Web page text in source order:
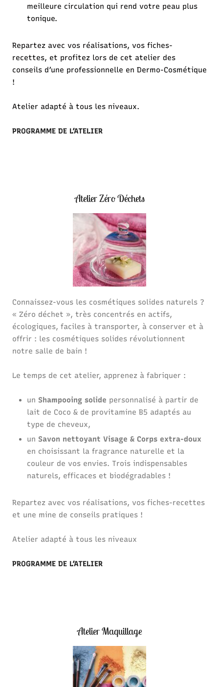
meilleure circulation qui rend votre peau plus
tonique.
Repartez avec vos réalisations, vos fiches-
recettes, et profitez lors de cet atelier des
conseils d’une professionnelle en Dermo-Cosmétique
!
Atelier adapté à tous les niveaux.
PROGRAMME DE L’ATELIER
Atelier Zéro Déchets
Connaissez-vous les cosmétiques solides naturels ?
« Zéro déchet », très concentrés en actifs,
écologiques, faciles à transporter, à conserver et à
offrir : les cosmétiques solides révolutionnent
notre salle de bain !
Le temps de cet atelier, apprenez à fabriquer :
un Shampooing solide personnalisé à partir de
lait de Coco & de provitamine B5 adaptés au
type de cheveux,
un Savon nettoyant Visage & Corps extra-doux
en choisissant la fragrance naturelle et la
couleur de vos envies. Trois indispensables
naturels, efficaces et biodégradables !
Repartez avec vos réalisations, vos fiches-recettes
et une mine de conseils pratiques !
Atelier adapté à tous les niveaux
PROGRAMME DE L’ATELIER
Atelier Maquillage